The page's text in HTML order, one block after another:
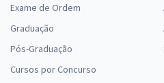
Exame de Ordem
Graduação
Pós-Graduação
Cursos por Concurso